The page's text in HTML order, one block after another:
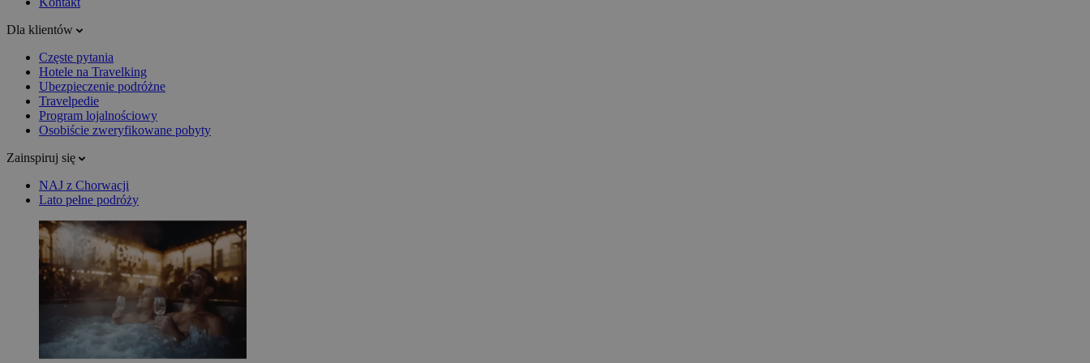
Dla klientów
Częste pytania
Hotele na Travelking
Ubezpieczenie podróżne
Travelpedie
Program lojalnościowy
Osobiście zweryfikowane pobyty
Zainspiruj się
NAJ z Chorwacji
Lato pełne podróży